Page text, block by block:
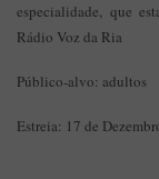
especialidade, que
Rádio Voz da Ria
Público-alvo: adultos
Estreia: 17 de